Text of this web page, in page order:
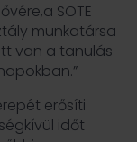
SOTE
munkatársa
van a tanulás
erősíti
időt